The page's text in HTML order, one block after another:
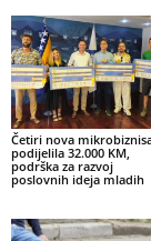
Četiri nova
podijelila 32.000 KM,
podrška za razvoj
poslovnih ideja mladih